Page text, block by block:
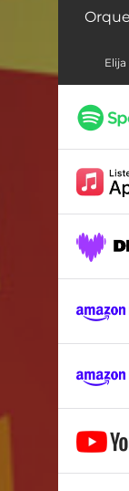
Mi
La
Tú Sin
Al
Quien